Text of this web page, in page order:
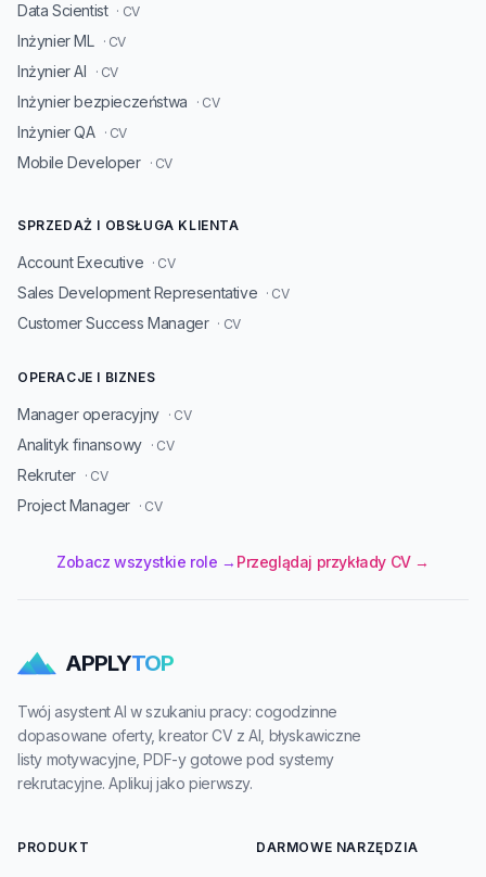
Data Scientist · CV
Inżynier ML · CV
Inżynier AI · CV
Inżynier bezpieczeństwa · CV
Inżynier QA · CV
Mobile Developer · CV
SPRZEDAŻ I OBSŁUGA KLIENTA
Account Executive · CV
Sales Development Representative · CV
Customer Success Manager · CV
OPERACJE I BIZNES
Manager operacyjny · CV
Analityk finansowy · CV
Rekruter · CV
Project Manager · CV
Zobacz wszystkie role → Przeglądaj przykłady CV →
APPLYTOP
Twój asystent AI w szukaniu pracy: cogodzinne
dopasowane oferty, kreator CV z AI, błyskawiczne
listy motywacyjne, PDF-y gotowe pod systemy
rekrutacyjne. Aplikuj jako pierwszy.
PRODUKT DARMOWE NARZĘDZIA